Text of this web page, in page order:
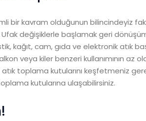
bir kavram olduğunun bilincindeyiz
değişiklerle başlamak geri dönüşüm
kağıt, cam, gıda ve elektronik atık
veya kiler benzeri kullanımının
atık toplama kutularını keşfetmeniz
kutularına ulaşabilirsiniz.